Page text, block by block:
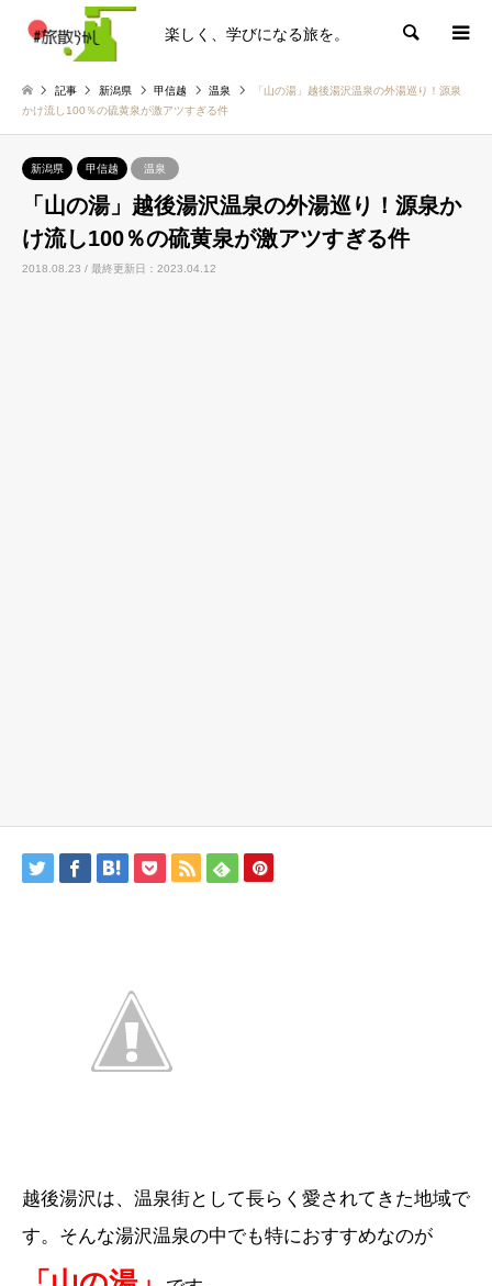
楽しく、学びになる旅を。 検索
記事 新潟県 甲信越 温泉
「山の湯」越後湯沢温泉の外湯巡り！源泉
かけ流し100％の硫黄泉が激アツすぎる件
新潟県 甲信越 温泉
「山の湯」越後湯沢温泉の外湯巡り！源泉か
け流し100％の硫黄泉が激アツすぎる件
2018.08.23 / 最終更新日：2023.04.12
越後湯沢は、温泉街として長らく愛されてきた地域で
す。そんな湯沢温泉の中でも特におすすめなのが